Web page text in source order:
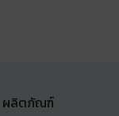
ผลิตภัณฑ์